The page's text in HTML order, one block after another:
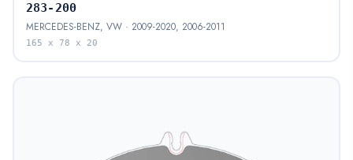
283-200
MERCEDES-BENZ, VW · 2009-2020, 2006-2011
165 x 78 x 20